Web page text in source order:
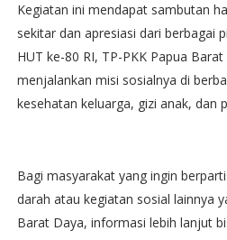
Kegiatan ini mendapat sambutan
sekitar dan apresiasi dari berbagai
HUT ke-80 RI, TP-PKK Papua
menjalankan misi sosialnya di
kesehatan keluarga, gizi anak, dan
Bagi masyarakat yang ingin
darah atau kegiatan sosial lainnya
Barat Daya, informasi lebih lanjut